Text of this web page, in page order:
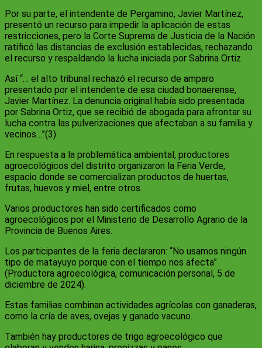
Por su parte, el intendente de Pergamino, Javier Martínez,
presentó un recurso para impedir la aplicación de estas
restricciones, pero la Corte Suprema de Justicia de la Nación
ratificó las distancias de exclusión establecidas, rechazando
el recurso y respaldando la lucha iniciada por Sabrina Ortiz.
Así “… el alto tribunal rechazó el recurso de amparo
presentado por el intendente de esa ciudad bonaerense,
Javier Martínez. La denuncia original había sido presentada
por Sabrina Ortiz, que se recibió de abogada para afrontar su
lucha contra las pulverizaciones que afectaban a su familia y
vecinos…”(3).
En respuesta a la problemática ambiental, productores
agroecológicos del distrito organizaron la Feria Verde,
espacio donde se comercializan productos de huertas,
frutas, huevos y miel, entre otros.
Varios productores han sido certificados como
agroecológicos por el Ministerio de Desarrollo Agrario de la
Provincia de Buenos Aires.
Los participantes de la feria declararon: “No usamos ningún
tipo de matayuyo porque con el tiempo nos afecta”
(Productora agroecológica, comunicación personal, 5 de
diciembre de 2024).
Estas familias combinan actividades agrícolas con ganaderas,
como la cría de aves, ovejas y ganado vacuno.
También hay productores de trigo agroecológico que